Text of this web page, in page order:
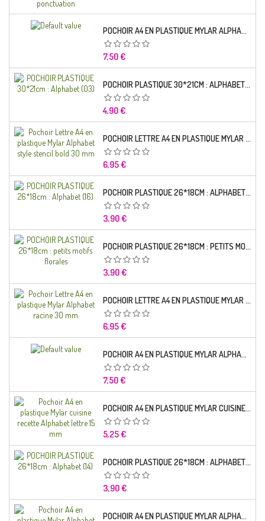
POCHOIR A4 EN PLASTIQUE MYLAR ALPHABET LETTRE TYPO CHARLEMAGNE 28 MM
Prix
7,50 €
POCHOIR PLASTIQUE 30*21CM : ALPHABET (03)
Prix
4,90 €
POCHOIR LETTRE A4 EN PLASTIQUE MYLAR ALPHABET STYLE STENCIL BOLD 30 MM
Prix
6,95 €
POCHOIR PLASTIQUE 26*18CM : ALPHABET (16)
Prix
3,90 €
POCHOIR PLASTIQUE 26*18CM : PETITS MOTIFS FLORALES
Prix
3,90 €
POCHOIR LETTRE A4 EN PLASTIQUE MYLAR ALPHABET RACINE 30 MM
Prix
6,95 €
POCHOIR A4 EN PLASTIQUE MYLAR ALPHABET LETTRE TYPO SEGOE 25 MM
Prix
7,50 €
POCHOIR A4 EN PLASTIQUE MYLAR CUISINE RECETTE ALPHABET LETTRE 15 MM
Prix
5,25 €
POCHOIR PLASTIQUE 26*18CM : ALPHABET (14)
Prix
3,90 €
POCHOIR A4 EN PLASTIQUE MYLAR ALPHABET LETTRE TYPO CHARLEMAGNE